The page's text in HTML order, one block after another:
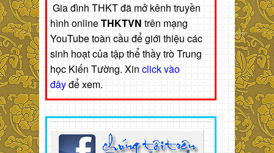
Gia đình THKT đã mở kênh truyền
hình onlineTHKTVN trên mạng
YouTube toàn cầu để giới thiệu các
sinh hoạt của tập thể thầy trò Trung
học Kiến Tường. Xin click vào
đâyđể xem.